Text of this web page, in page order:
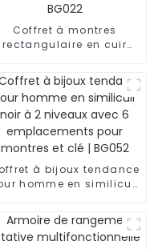
Coffret à montres
rectangulaire en cuir
emplacements, avec
en verre | BG022
à bijoux tendance
homme en similicuir
emplacements pour
montres et clé | BG052